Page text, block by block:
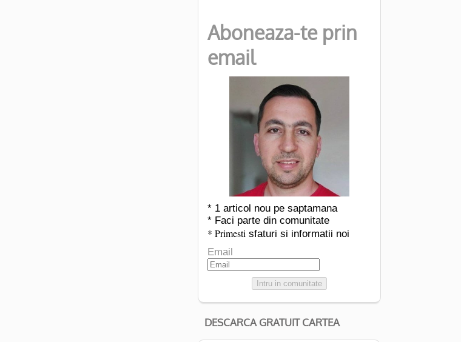
Aboneaza-te prin
email
* 1 articol nou pe saptamana
* Faci parte din comunitate
* Primestisfaturi si informatii noi
Email
Intru in comunitate
DESCARCA GRATUIT CARTEA